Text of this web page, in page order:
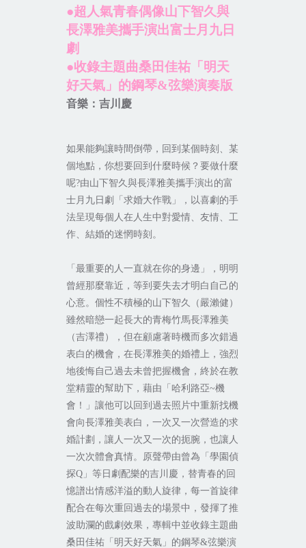
●超人氣青春偶像山下智久與
長澤雅美攜手演出富士月九日
劇
●收錄主題曲桑田佳祐「明天
好天氣」的鋼琴&弦樂演奏版
音樂：吉川慶
如果能夠讓時間倒帶，回到某個時刻、某
個地點，你想要回到什麼時候？要做什麼
呢?由山下智久與長澤雅美攜手演出的富
士月九日劇「求婚大作戰」，以喜劇的手
法呈現每個人在人生中對愛情、友情、工
作、結婚的迷惘時刻。
「最重要的人一直就在你的身邊」，明明
曾經那麼靠近，等到要失去才明白自己的
心意。個性不積極的山下智久（嚴瀨健）
雖然暗戀一起長大的青梅竹馬長澤雅美
（吉澤禮），但在顧慮著時機而多次錯過
表白的機會，在長澤雅美的婚禮上，強烈
地後悔自己過去未曾把握機會，終於在教
堂精靈的幫助下，藉由「哈利路亞~機
會！」讓他可以回到過去照片中重新找機
會向長澤雅美表白，一次又一次營造的求
婚計劃，讓人一次又一次的扼腕，也讓人
一次次體會真情。原聲帶由曾為「學園偵
探Q」等日劇配樂的吉川慶，替青春的回
憶譜出情感洋溢的動人旋律，每一首旋律
配合在每次重回過去的場景中，發揮了推
波助瀾的戲劇效果，專輯中並收錄主題曲
桑田佳祐「明天好天氣」的鋼琴&弦樂演